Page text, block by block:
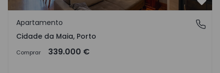
Cidade da Maia, Porto
Apartamento
Cidade da Maia, Porto
Comprar 339.000 €